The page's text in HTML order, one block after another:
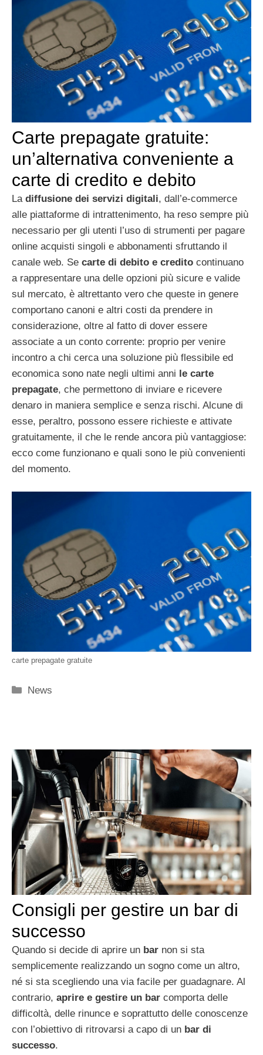
Carte prepagate gratuite:
un’alternativa conveniente a
carte di credito e debito
Ladiffusione dei servizi digitali, dall’e-commerce
alle piattaforme di intrattenimento, ha reso sempre più
necessario per gli utenti l’uso di strumenti per pagare
online acquisti singoli e abbonamenti sfruttando il
canale web. Se carte di debito e credito continuano
a rappresentare una delle opzioni più sicure e valide
sul mercato, è altrettanto vero che queste in genere
comportano canoni e altri costi da prendere in
considerazione, oltre al fatto di dover essere
associate a un conto corrente: proprio per venire
incontro a chi cerca una soluzione più flessibile ed
economica sono nate negli ultimi anni le carte
prepagate, che permettono di inviare e ricevere
denaro in maniera semplice e senza rischi. Alcune di
esse, peraltro, possono essere richieste e attivate
gratuitamente, il che le rende ancora più vantaggiose:
ecco come funzionano e quali sono le più convenienti
del momento.
carte prepagate gratuite
Categorie
News
Consigli per gestire un bar di
successo
Quando si decide di aprire un bar non si sta
semplicemente realizzando un sogno come un altro,
né si sta scegliendo una via facile per guadagnare. Al
contrario, aprire e gestire un bar comporta delle
difficoltà, delle rinunce e soprattutto delle conoscenze
con l’obiettivo di ritrovarsi a capo di un bar di
successo.